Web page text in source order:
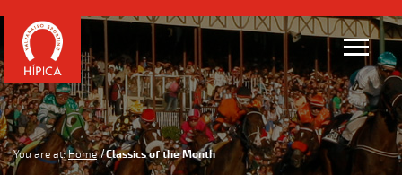
You are at: Home Classics of the Month